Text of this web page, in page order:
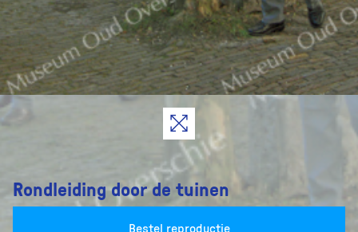
Rondleiding door de tuinen
Bestel reproductie